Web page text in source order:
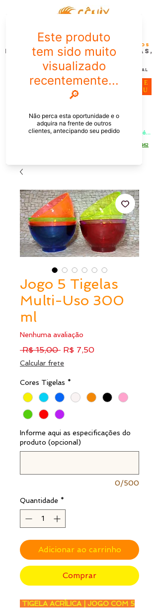
FÊNIX DESIGN STUDIO | Design
Gráfico| Desenvolvimento de Produtos
Personalizados para Pessoas,
Empresas e EventoS
Lembrancinhas, Brindes promocionais,
Decoração, Presentes e Comunicação Visual
PEDIDOS PELO CHAT OU WHATSAPP: Informe os produtos,
quantidade e o CEP ou endereço de entrega e receba um link já
ME
NU
[21] 9 6546 4862
Jogo 5 Tigelas
Multi-Uso 300
ml
Nenhuma avaliação
R$ 15,00 Preço
R$ 7,50Preço
Calcular frete
Cores Tigelas *
Informe aqui as especificações do
produto (opcional)
0/500
Quantidade *
Adicionar ao carrinho
Comprar
TIGELA ACRÍLICA | JOGO COM 5